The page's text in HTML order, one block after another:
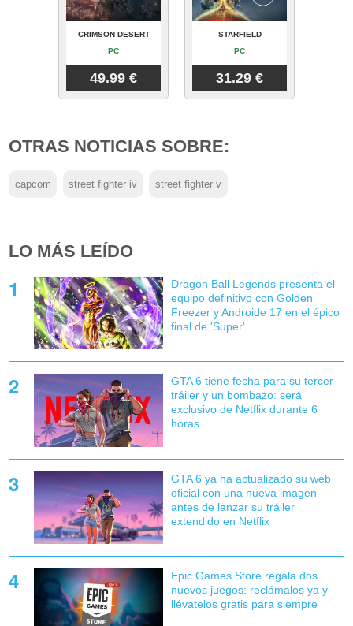
CRIMSON DESERT
PC
49.99 €
STARFIELD
PC
31.29 €
OTRAS NOTICIAS SOBRE:
capcom street fighter iv street fighter v
LO MÁS LEÍDO
Dragon Ball Legends presenta el
equipo definitivo con Golden
Freezer y Androide 17 en el épico
final de 'Super'
GTA 6 tiene fecha para su tercer
tráiler y un bombazo: será
exclusivo de Netflix durante 6
horas
GTA 6 ya ha actualizado su web
oficial con una nueva imagen
antes de lanzar su tráiler
extendido en Netflix
Epic Games Store regala dos
nuevos juegos: reclámalos ya y
llévatelos gratis para siempre